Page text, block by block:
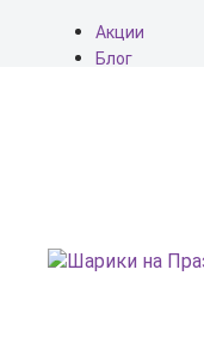
Акции
Блог